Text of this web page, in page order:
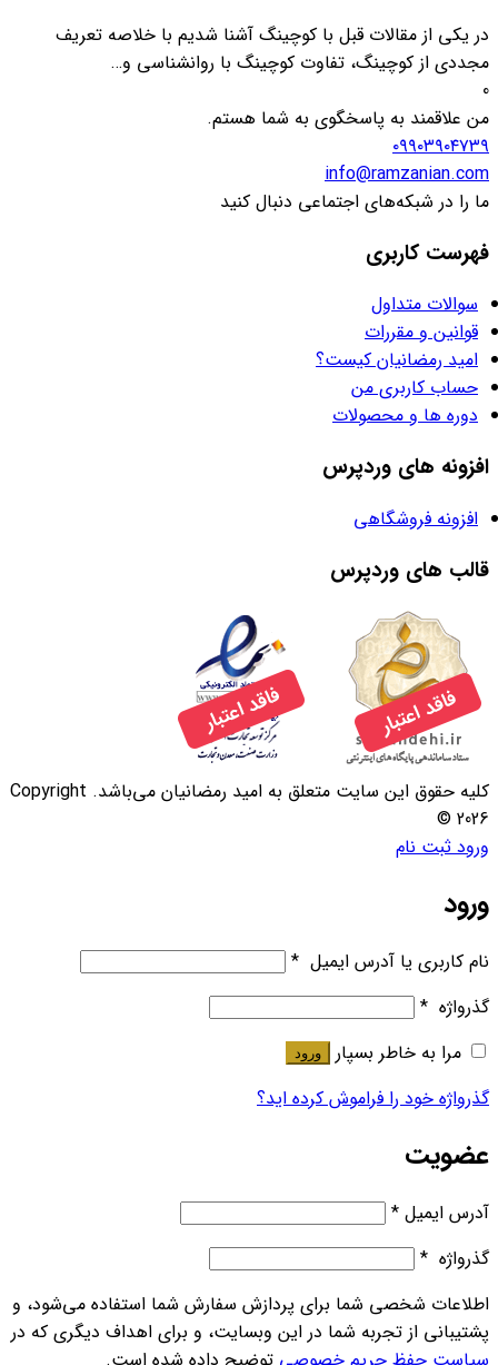
در یکی از مقالات قبل با کوچینگ آشنا شدیم با خلاصه تعریف
مجددی از کوچینگ، تفاوت کوچینگ با روانشناسی و…
0
من علاقمند به پاسخگوی به شما هستم.
۰۹۹۰۳۹۰۴۷۳۹
info@ramzanian.com
ما را در شبکه‌های اجتماعی دنبال کنید
فهرست کاربری
سوالات متداول
قوانین و مقررات
امید رمضانیان کیست؟
حساب کاربری من
دوره ها و محصولات
افزونه های وردپرس
افزونه فروشگاهی
قالب های وردپرس
کلیه حقوق این سایت متعلق به امید رمضانیان می‌باشد. Copyright
© 2026
ورودثبت نام
ورود
نام کاربری یا آدرس ایمیل *
گذرواژه *
مرا به خاطر بسپار
ورود
گذرواژه خود را فراموش کرده اید؟
عضویت
آدرس ایمیل *
گذرواژه *
اطلاعات شخصی شما برای پردازش سفارش شما استفاده می‌شود، و
پشتیبانی از تجربه شما در این وبسایت، و برای اهداف دیگری که در